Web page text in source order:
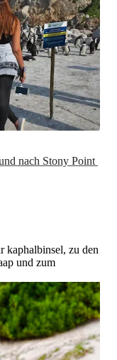
nach Stony Point
kaphalbinsel, zu den
und zum